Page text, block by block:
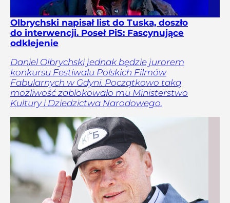
Olbrychski napisał list do Tuska, doszło
do interwencji. Poseł PiS: Fascynujące
odklejenie
Daniel Olbrychski jednak będzie jurorem
konkursu Festiwalu Polskich Filmów
Fabularnych w Gdyni. Początkowo taką
możliwość zablokowało mu Ministerstwo
Kultury i Dziedzictwa Narodowego.